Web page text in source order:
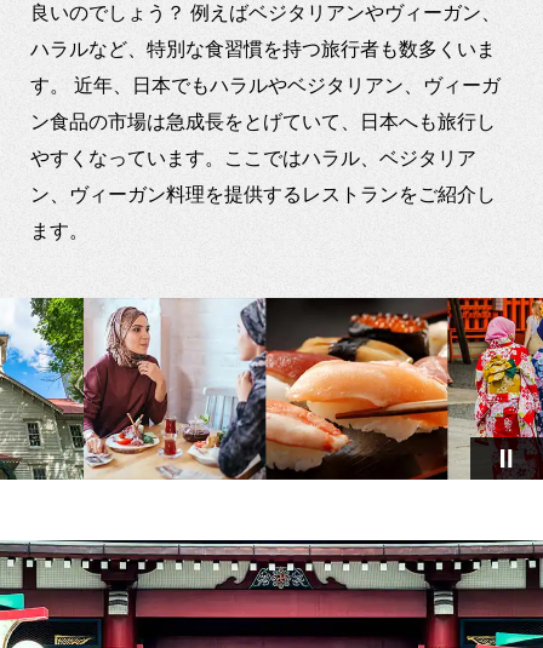
良いのでしょう？ 例えばベジタリアンやヴィーガン、
ハラルなど、特別な食習慣を持つ旅行者も数多くいま
す。 近年、日本でもハラルやベジタリアン、ヴィーガ
ン食品の市場は急成長をとげていて、日本へも旅行し
やすくなっています。ここではハラル、ベジタリア
ン、ヴィーガン料理を提供するレストランをご紹介し
ます。